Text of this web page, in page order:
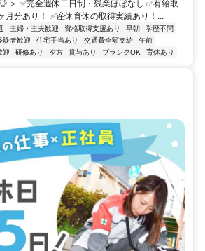
＞ ✅完全週休二日制・残業ほぼなし ✅有給取
月分あり！ ✅産休育休の取得実績あり！...
主婦・主夫歓迎 資格取得支援あり 早朝
学歴不問
験者歓迎 住宅手当あり 交通費全額支給
午前
迎 研修あり 夕方 賞与あり ブランクOK 育休あり